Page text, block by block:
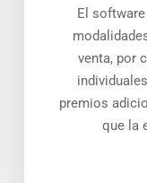
El
venta, por
premios
que la